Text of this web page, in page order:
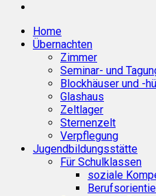
Close
Menu
Home
Übernachten
Zimmer
Seminar- und
Blockhäuser und -
Glashaus
Zeltlager
Sternenzelt
Verpflegung
Jugendbildungsstätte
Für Schulklassen
soziale